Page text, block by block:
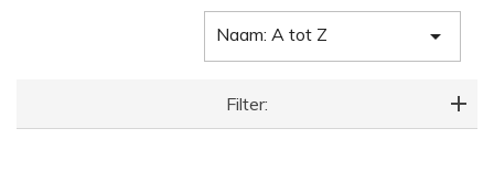
Naam: A tot Z 
Filter: